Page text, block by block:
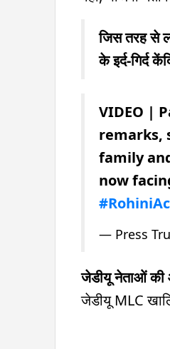
जिस तरह से
के इर्द-गिर्द
VIDEO |
remarks,
family
now
— Press
जेडीयू नेताओं की
जेडीयू MLC